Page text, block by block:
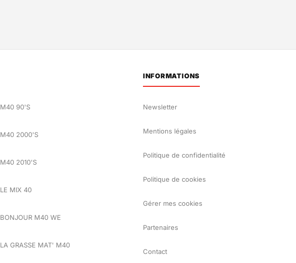
M40 90'S
M40 2000'S
M40 2010'S
LE MIX 40
BONJOUR M40 WE
LA GRASSE MAT' M40
INFORMATIONS
Newsletter
Mentions légales
Politique de confidentialité
Politique de cookies
Gérer mes cookies
Partenaires
Contact